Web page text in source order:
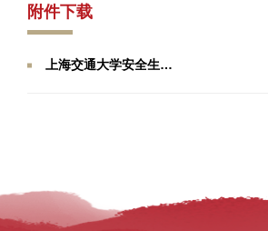
附件下载
上海交通大学安全生产事故处理办法